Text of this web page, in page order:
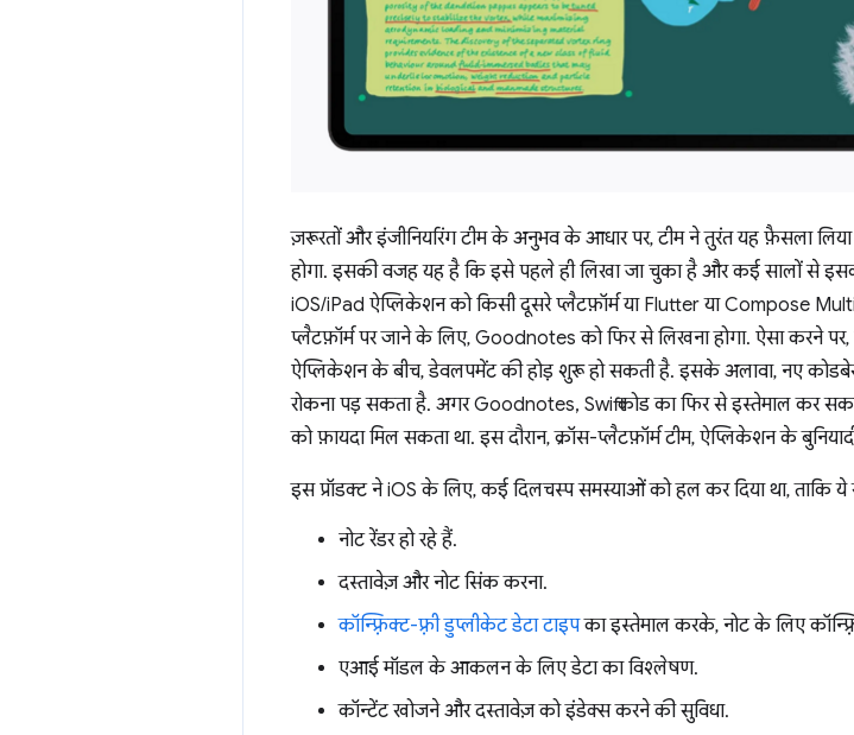
ज़रूरतों और इंजीनियरिंग टीम के अनुभव के आधार पर, टीम ने तुरंत यह फ़ैसला
होगा. इसकी वजह यह है कि इसे पहले ही लिखा जा चुका है और कई सालों से
iOS/iPad ऐप्लिकेशन को किसी दूसरे प्लैटफ़ॉर्म या Flutter या Compose
प्लैटफ़ॉर्म पर जाने के लिए, Goodnotes को फिर से लिखना होगा. ऐसा करने
ऐप्लिकेशन के बीच, डेवलपमेंट की होड़ शुरू हो सकती है. इसके अलावा, नए
रोकना पड़ सकता है. अगर Goodnotes, Swift कोड का फिर से इस्तेमाल कर
को फ़ायदा मिल सकता था. इस दौरान, क्रॉस-प्लैटफ़ॉर्म टीम, ऐप्लिकेशन के
इस प्रॉडक्ट ने iOS के लिए, कई दिलचस्प समस्याओं को हल कर दिया था, ताकि ये
नोट रेंडर हो रहे हैं.
दस्तावेज़ और नोट सिंक करना.
कॉन्फ़्रिक्ट-फ़्री डुप्लीकेट डेटा टाइपका इस्तेमाल करके, नोट के लिए
एआई मॉडल के आकलन के लिए डेटा का विश्लेषण.
कॉन्टेंट खोजने और दस्तावेज़ को इंडेक्स करने की सुविधा.